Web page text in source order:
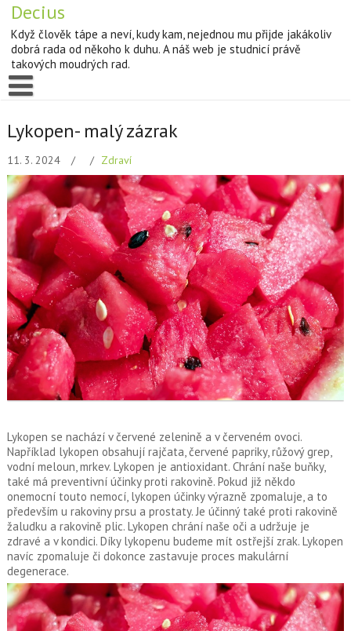
Decius
Když člověk tápe a neví, kudy kam, nejednou mu přijde jakákoliv
dobrá rada od někoho k duhu. A náš web je studnicí právě
takových moudrých rad.
Lykopen- malý zázrak
11. 3. 2024 Zdraví
Lykopen se nachází v červené zelenině a v červeném ovoci.
Například lykopen obsahují rajčata, červené papriky, růžový grep,
vodní meloun, mrkev. Lykopen je antioxidant. Chrání naše buňky,
také má preventivní účinky proti rakovině. Pokud již někdo
onemocní touto nemocí, lykopen účinky výrazně zpomaluje, a to
především u rakoviny prsu a prostaty. Je účinný také proti rakovině
žaludku a rakovině plic. Lykopen chrání naše oči a udržuje je
zdravé a v kondici. Díky lykopenu budeme mít ostřejší zrak. Lykopen
navíc zpomaluje či dokonce zastavuje proces makulární
degenerace.